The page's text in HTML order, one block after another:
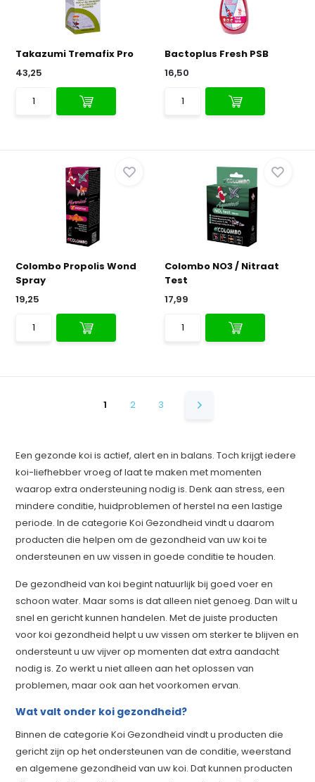
Takazumi Tremafix Pro
43,25
Bactoplus Fresh PSB
16,50
Colombo Propolis Wond
Spray
19,25
Colombo NO3 / Nitraat
Test
17,99
1 2 3
Een gezonde koi is actief, alert en in balans. Toch krijgt iedere
koi-liefhebber vroeg of laat te maken met momenten
waarop extra ondersteuning nodig is. Denk aan stress, een
mindere conditie, huidproblemen of herstel na een lastige
periode. In de categorie Koi Gezondheid vindt u daarom
producten die helpen om de gezondheid van uw koi te
ondersteunen en uw vissen in goede conditie te houden.
De gezondheid van koi begint natuurlijk bij goed voer en
schoon water. Maar soms is dat alleen niet genoeg. Dan wilt u
snel en gericht kunnen handelen. Met de juiste producten
voor koi gezondheid helpt u uw vissen om sterker te blijven en
ondersteunt u uw vijver op momenten dat extra aandacht
nodig is. Zo werkt u niet alleen aan het oplossen van
problemen, maar ook aan het voorkomen ervan.
Wat valt onder koi gezondheid?
Binnen de categorie Koi Gezondheid vindt u producten die
gericht zijn op het ondersteunen van de conditie, weerstand
en algemene gezondheid van uw koi. Dat kunnen producten